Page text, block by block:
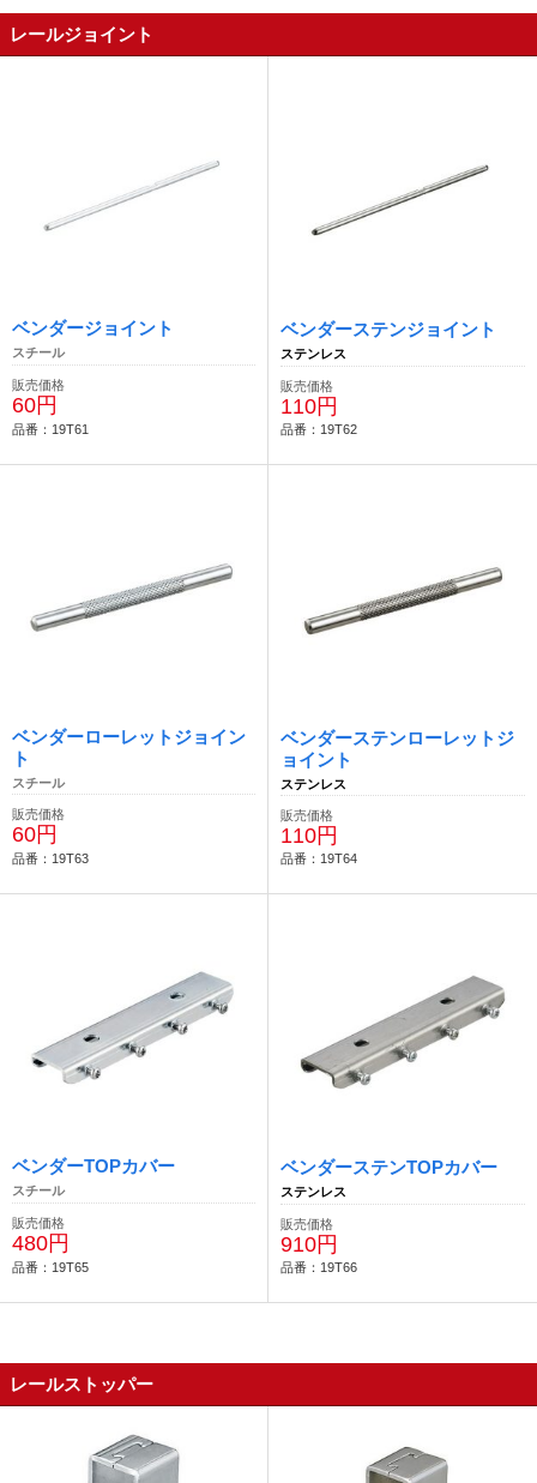
レールジョイント
ベンダージョイント
スチール
販売価格
60円
品番：19T61
ベンダーステンジョイント
ステンレス
販売価格
110円
品番：19T62
ベンダーローレットジョイン
ト
スチール
販売価格
60円
品番：19T63
ベンダーステンローレットジ
ョイント
ステンレス
販売価格
110円
品番：19T64
ベンダーTOPカバー
スチール
販売価格
480円
品番：19T65
ベンダーステンTOPカバー
ステンレス
販売価格
910円
品番：19T66
レールストッパー